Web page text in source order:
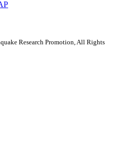
Research Promotion, All Rights